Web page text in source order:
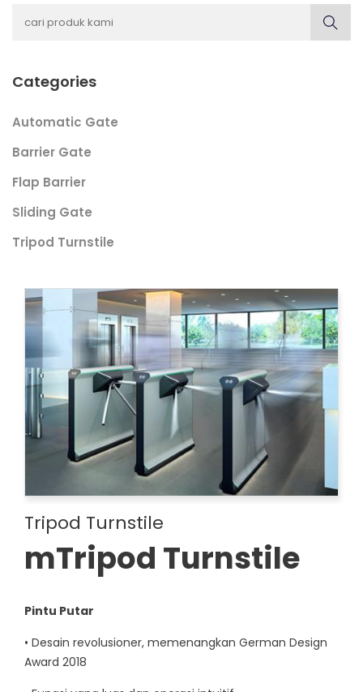
Categories
Automatic Gate
Barrier Gate
Flap Barrier
Sliding Gate
Tripod Turnstile
Tripod Turnstile
mTripod Turnstile
Pintu Putar
• Desain revolusioner, memenangkan German Design
Award 2018